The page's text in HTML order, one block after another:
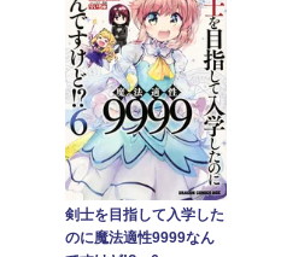
剣士を目指して入学した
のに魔法適性9999なん